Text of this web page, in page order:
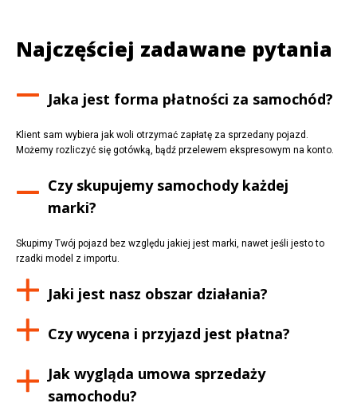
Najczęściej zadawane pytania
Jaka jest forma płatności za samochód?
Klient sam wybiera jak woli otrzymać zapłatę za sprzedany pojazd.
Możemy rozliczyć się gotówką, bądź przelewem ekspresowym na konto.
Czy skupujemy samochody każdej
marki?
Skupimy Twój pojazd bez względu jakiej jest marki, nawet jeśli jesto to
rzadki model z importu.
Jaki jest nasz obszar działania?
Czy wycena i przyjazd jest płatna?
Jak wygląda umowa sprzedaży
samochodu?